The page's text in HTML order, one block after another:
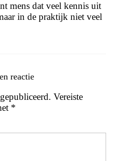
mens dat veel kennis uit
in de praktijk niet veel
reactie
Vereiste
*